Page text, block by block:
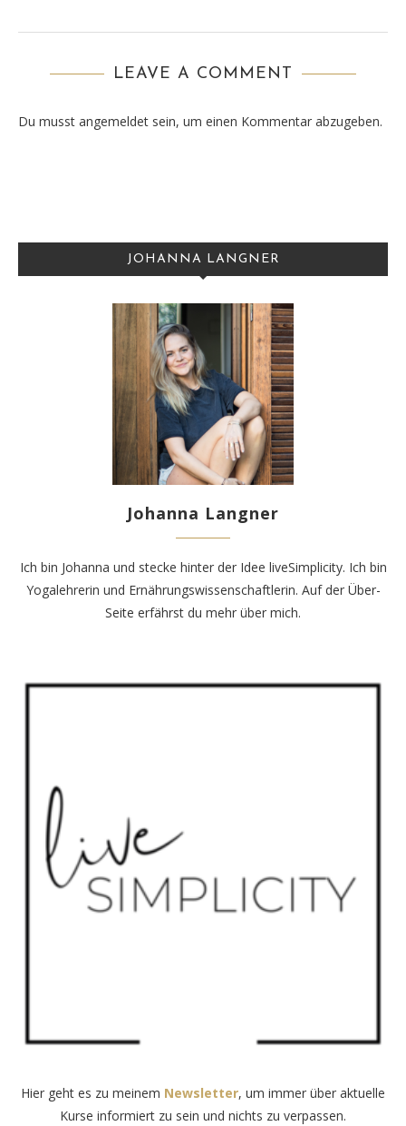
LEAVE A COMMENT
Du musst angemeldet sein, um einen Kommentar abzugeben.
JOHANNA LANGNER
Johanna Langner
Ich bin Johanna und stecke hinter der Idee liveSimplicity. Ich bin
Yogalehrerin und Ernährungswissenschaftlerin. Auf der Über-
Seite erfährst du mehr über mich.
Hier geht es zu meinem Newsletter, um immer über aktuelle
Kurse informiert zu sein und nichts zu verpassen.